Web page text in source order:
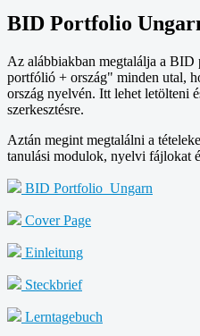
BID Portfolio
Az alábbiakban megtalálja a
portfólió + ország" minden utal,
ország nyelvén. Itt lehet letölteni
szerkesztésre.
Aztán megint megtalálni a
tanulási modulok, nyelvi fájlokat
BID Portfolio_Ungarn
Cover Page
Einleitung
Steckbrief
Lerntagebuch